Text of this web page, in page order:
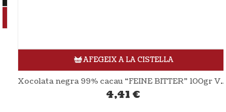
AFEGEIX A LA CISTELLA
Xocolata negra 99% cacau “FEINE BITTER” 100gr VIVANI
4,41€